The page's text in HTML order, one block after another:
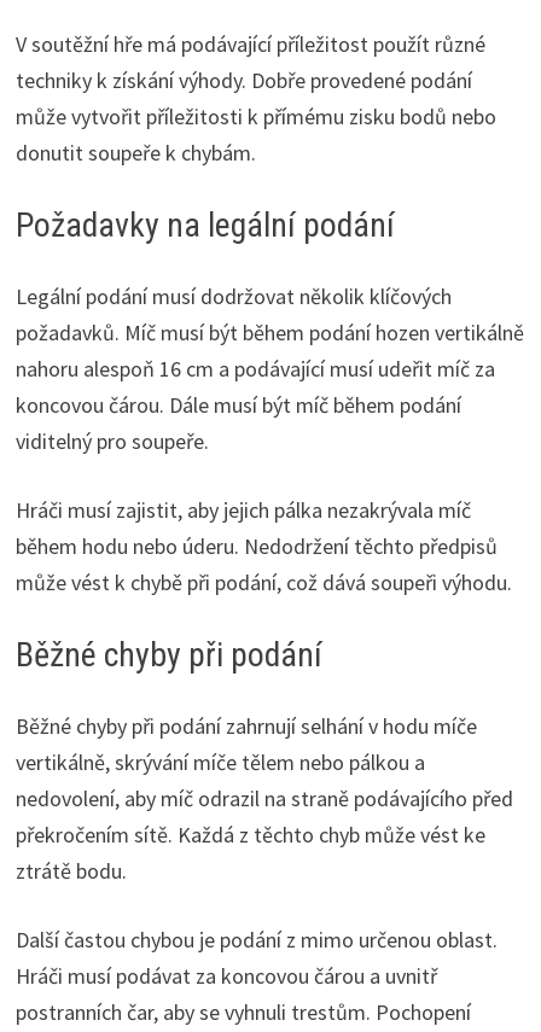
V soutěžní hře má podávající příležitost použít různé
techniky k získání výhody. Dobře provedené podání
může vytvořit příležitosti k přímému zisku bodů nebo
donutit soupeře k chybám.
Požadavky na legální podání
Legální podání musí dodržovat několik klíčových
požadavků. Míč musí být během podání hozen vertikálně
nahoru alespoň 16 cm a podávající musí udeřit míč za
koncovou čárou. Dále musí být míč během podání
viditelný pro soupeře.
Hráči musí zajistit, aby jejich pálka nezakrývala míč
během hodu nebo úderu. Nedodržení těchto předpisů
může vést k chybě při podání, což dává soupeři výhodu.
Běžné chyby při podání
Běžné chyby při podání zahrnují selhání v hodu míče
vertikálně, skrývání míče tělem nebo pálkou a
nedovolení, aby míč odrazil na straně podávajícího před
překročením sítě. Každá z těchto chyb může vést ke
ztrátě bodu.
Další častou chybou je podání z mimo určenou oblast.
Hráči musí podávat za koncovou čárou a uvnitř
postranních čar, aby se vyhnuli trestům. Pochopení